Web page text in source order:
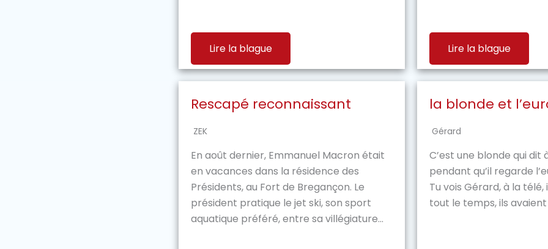
Lire la blague Lire la blague
Rescapé reconnaissant
ZEK
En août dernier, Emmanuel Macron était
en vacances dans la résidence des
Présidents, au Fort de Bregançon. Le
président pratique le jet ski, son sport
aquatique préféré, entre sa villégiature...
la blonde et
Gérard
C’est une blonde qui dit
pendant qu’il regarde
Tu vois Gérard, à la
tout le temps, ils avaient